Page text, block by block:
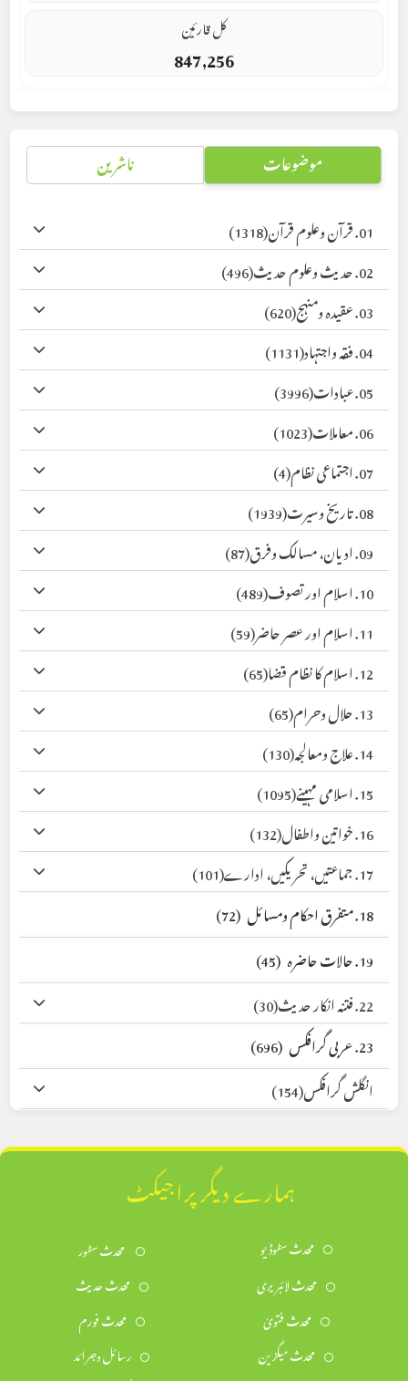
کل قارئین
847,256
موضوعات ناشرین
01. قرآن وعلوم قرآن
(1318)
02. حدیث وعلوم حدیث
(496)
03. عقیدہ ومنہج
(620)
04. فقہ واجتہاد
(1131)
05. عبادات
(3996)
06. معاملات
(1023)
07. اجتماعی نظام
(4)
08. تاریخ وسیرت
(1939)
09. ادیان، مسالک وفرق
(87)
10. اسلام اور تصوف
(489)
11. اسلام اور عصر حاضر
(59)
12. اسلام کا نظام قضا
(65)
13. حلال وحرام
(65)
14. علاج ومعالجہ
(130)
15. اسلامی مہینے
(1095)
16. خواتین واطفال
(132)
17. جماعتیں، تحریکیں، ادارے
(101)
18. متفرق احکام ومسائل
(72)
19. حالات حاضرہ
(45)
22. فتنہ انکار حدیث
(30)
23. عربی گرافکس
(696)
انگلش گرافکس(154)
ہمارے دیگر پراجیکٹ
محدث سٹوڈیو
محدث سٹور
محدث لائبریری
محدث حدیث
محدث فتویٰ
محدث فورم
محدث میگزین
رسائل وجرائد